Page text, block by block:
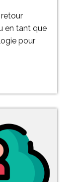
en tant que
pour